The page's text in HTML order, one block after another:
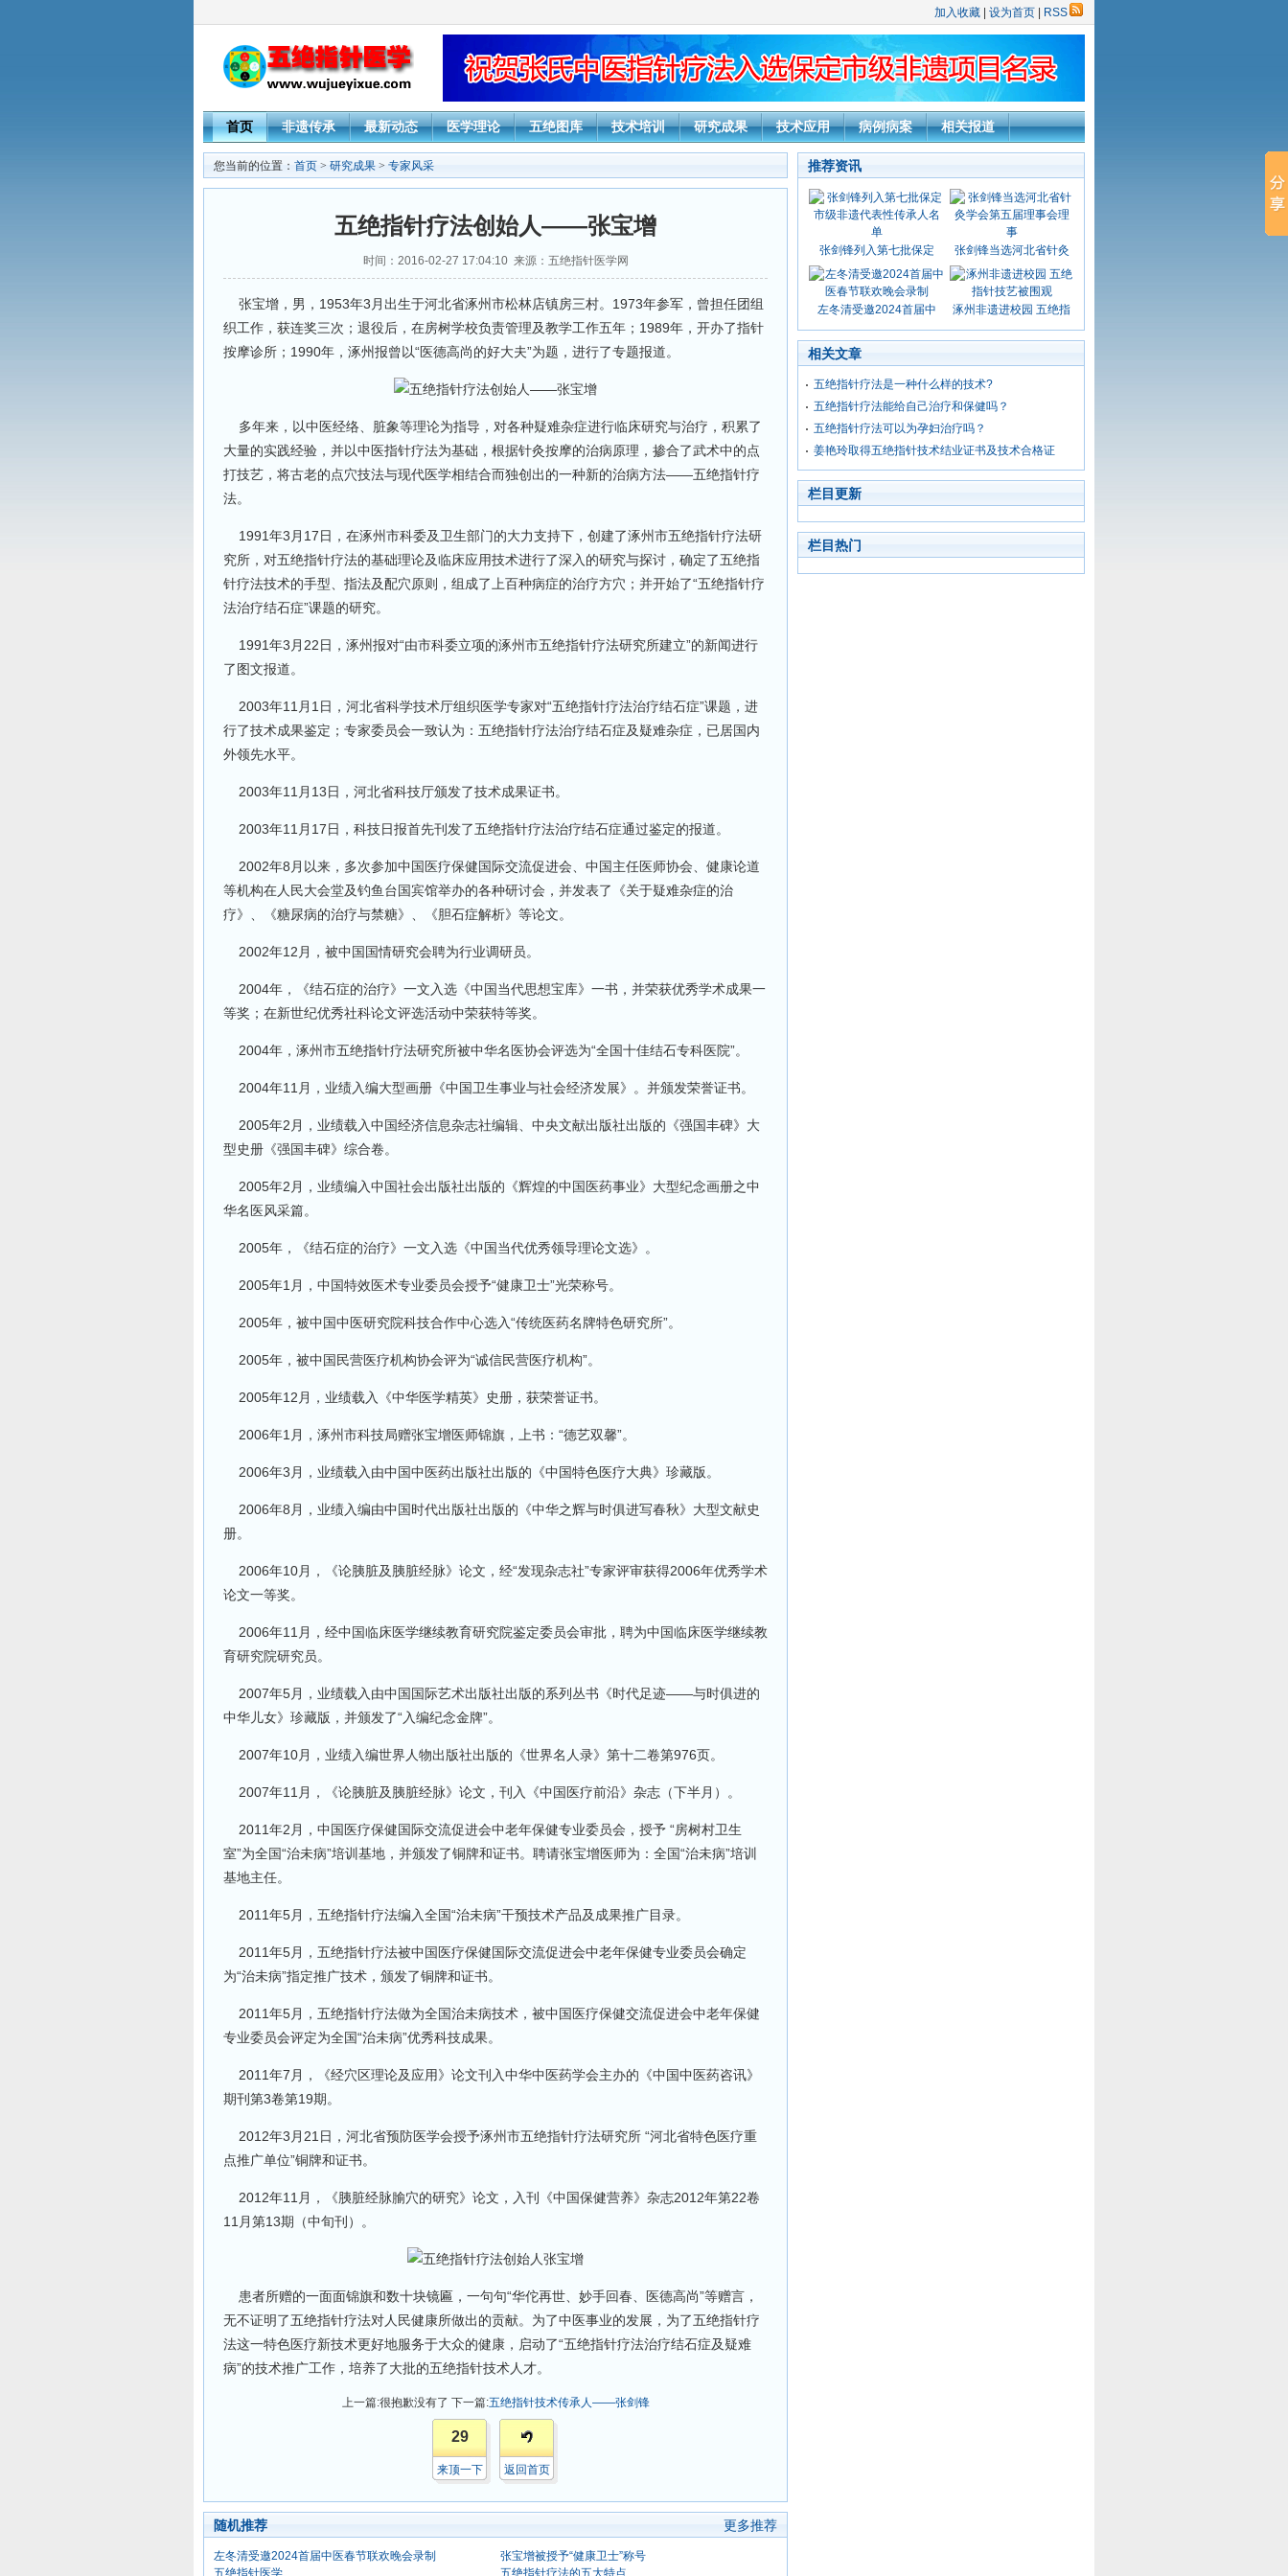
加入收藏 设为首页 RSS
首页 非遗传承 最新动态 医学理论 五绝图库 技术培训 研究成果 技术应用 病例病案 相关报道
您当前的位置： 首页 > 研究成果 > 专家风采
五绝指针疗法创始人——张宝增
时间：2016-02-27 17:04:10 来源：五绝指针医学网
张宝增，男，1953年3月出生于河北省涿州市松林店镇房三村。1973年参军，曾担任团组
织工作，获连奖三次；退役后，在房树学校负责管理及教学工作五年；1989年，开办了指针
按摩诊所；1990年，涿州报曾以“医德高尚的好大夫”为题，进行了专题报道。
多年来，以中医经络、脏象等理论为指导，对各种疑难杂症进行临床研究与治疗，积累了
大量的实践经验，并以中医指针疗法为基础，根据针灸按摩的治病原理，掺合了武术中的点
打技艺，将古老的点穴技法与现代医学相结合而独创出的一种新的治病方法——五绝指针疗
法。
1991年3月17日，在涿州市科委及卫生部门的大力支持下，创建了涿州市五绝指针疗法研
究所，对五绝指针疗法的基础理论及临床应用技术进行了深入的研究与探讨，确定了五绝指
针疗法技术的手型、指法及配穴原则，组成了上百种病症的治疗方穴；并开始了“五绝指针疗
法治疗结石症”课题的研究。
1991年3月22日，涿州报对“由市科委立项的涿州市五绝指针疗法研究所建立”的新闻进行
了图文报道。
2003年11月1日，河北省科学技术厅组织医学专家对“五绝指针疗法治疗结石症”课题，进
行了技术成果鉴定；专家委员会一致认为：五绝指针疗法治疗结石症及疑难杂症，已居国内
外领先水平。
2003年11月13日，河北省科技厅颁发了技术成果证书。
2003年11月17日，科技日报首先刊发了五绝指针疗法治疗结石症通过鉴定的报道。
2002年8月以来，多次参加中国医疗保健国际交流促进会、中国主任医师协会、健康论道
等机构在人民大会堂及钓鱼台国宾馆举办的各种研讨会，并发表了《关于疑难杂症的治
疗》、《糖尿病的治疗与禁糖》、《胆石症解析》等论文。
2002年12月，被中国国情研究会聘为行业调研员。
2004年，《结石症的治疗》一文入选《中国当代思想宝库》一书，并荣获优秀学术成果一
等奖；在新世纪优秀社科论文评选活动中荣获特等奖。
2004年，涿州市五绝指针疗法研究所被中华名医协会评选为“全国十佳结石专科医院”。
2004年11月，业绩入编大型画册《中国卫生事业与社会经济发展》。并颁发荣誉证书。
2005年2月，业绩载入中国经济信息杂志社编辑、中央文献出版社出版的《强国丰碑》大
型史册《强国丰碑》综合卷。
2005年2月，业绩编入中国社会出版社出版的《辉煌的中国医药事业》大型纪念画册之中
华名医风采篇。
2005年，《结石症的治疗》一文入选《中国当代优秀领导理论文选》。
2005年1月，中国特效医术专业委员会授予“健康卫士”光荣称号。
2005年，被中国中医研究院科技合作中心选入“传统医药名牌特色研究所”。
2005年，被中国民营医疗机构协会评为“诚信民营医疗机构”。
2005年12月，业绩载入《中华医学精英》史册，获荣誉证书。
2006年1月，涿州市科技局赠张宝增医师锦旗，上书：“德艺双馨”。
2006年3月，业绩载入由中国中医药出版社出版的《中国特色医疗大典》珍藏版。
2006年8月，业绩入编由中国时代出版社出版的《中华之辉与时俱进写春秋》大型文献史
册。
2006年10月，《论胰脏及胰脏经脉》论文，经“发现杂志社”专家评审获得2006年优秀学术
论文一等奖。
2006年11月，经中国临床医学继续教育研究院鉴定委员会审批，聘为中国临床医学继续教
育研究院研究员。
2007年5月，业绩载入由中国国际艺术出版社出版的系列丛书《时代足迹——与时俱进的
中华儿女》珍藏版，并颁发了“入编纪念金牌”。
2007年10月，业绩入编世界人物出版社出版的《世界名人录》第十二卷第976页。
2007年11月，《论胰脏及胰脏经脉》论文，刊入《中国医疗前沿》杂志（下半月）。
2011年2月，中国医疗保健国际交流促进会中老年保健专业委员会，授予 “房树村卫生
室”为全国“治未病”培训基地，并颁发了铜牌和证书。聘请张宝增医师为：全国“治未病”培训
基地主任。
2011年5月，五绝指针疗法编入全国“治未病”干预技术产品及成果推广目录。
2011年5月，五绝指针疗法被中国医疗保健国际交流促进会中老年保健专业委员会确定
为“治未病”指定推广技术，颁发了铜牌和证书。
2011年5月，五绝指针疗法做为全国治未病技术，被中国医疗保健交流促进会中老年保健
专业委员会评定为全国“治未病”优秀科技成果。
2011年7月，《经穴区理论及应用》论文刊入中华中医药学会主办的《中国中医药咨讯》
期刊第3卷第19期。
2012年3月21日，河北省预防医学会授予涿州市五绝指针疗法研究所 “河北省特色医疗重
点推广单位”铜牌和证书。
2012年11月，《胰脏经脉腧穴的研究》论文，入刊《中国保健营养》杂志2012年第22卷
11月第13期（中旬刊）。
患者所赠的一面面锦旗和数十块镜匾，一句句“华佗再世、妙手回春、医德高尚”等赠言，
无不证明了五绝指针疗法对人民健康所做出的贡献。为了中医事业的发展，为了五绝指针疗
法这一特色医疗新技术更好地服务于大众的健康，启动了“五绝指针疗法治疗结石症及疑难
病”的技术推广工作，培养了大批的五绝指针技术人才。
上一篇:很抱歉没有了 下一篇:五绝指针技术传承人——张剑锋
29
来顶一下 返回首页
随机推荐 更多推荐
左冬清受邀2024首届中医春节联欢晚会录制
五绝指针医学
张宝增被授予“健康卫士”称号
五绝指针疗法的五大特点
推荐资讯
张剑锋列入第七批保定 张剑锋当选河北省针灸
左冬清受邀2024首届中 涿州非遗进校园 五绝指
相关文章
五绝指针疗法是一种什么样的技术?
五绝指针疗法能给自己治疗和保健吗？
五绝指针疗法可以为孕妇治疗吗？
姜艳玲取得五绝指针技术结业证书及技术合格证
栏目更新
栏目热门